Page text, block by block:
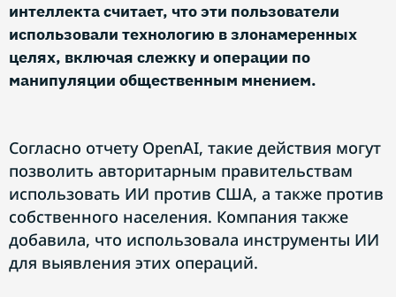
интеллекта считает, что эти пользователи
использовали технологию в злонамеренных
целях, включая слежку и операции по
манипуляции общественным мнением.
Согласно отчету OpenAI, такие действия могут
позволить авторитарным правительствам
использовать ИИ против США, а также против
собственного населения. Компания также
добавила, что использовала инструменты ИИ
для выявления этих операций.